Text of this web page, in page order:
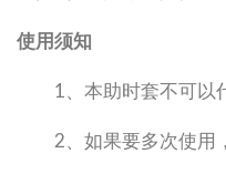
使用须知
1、本助时套不可以
2、如果要多次使用